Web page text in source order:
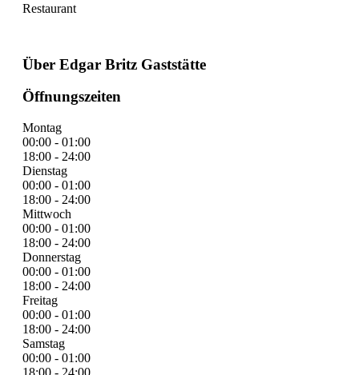
Restaurant
Über Edgar Britz Gaststätte
Öffnungszeiten
Montag
00:00 - 01:00
18:00 - 24:00
Dienstag
00:00 - 01:00
18:00 - 24:00
Mittwoch
00:00 - 01:00
18:00 - 24:00
Donnerstag
00:00 - 01:00
18:00 - 24:00
Freitag
00:00 - 01:00
18:00 - 24:00
Samstag
00:00 - 01:00
18:00 - 24:00